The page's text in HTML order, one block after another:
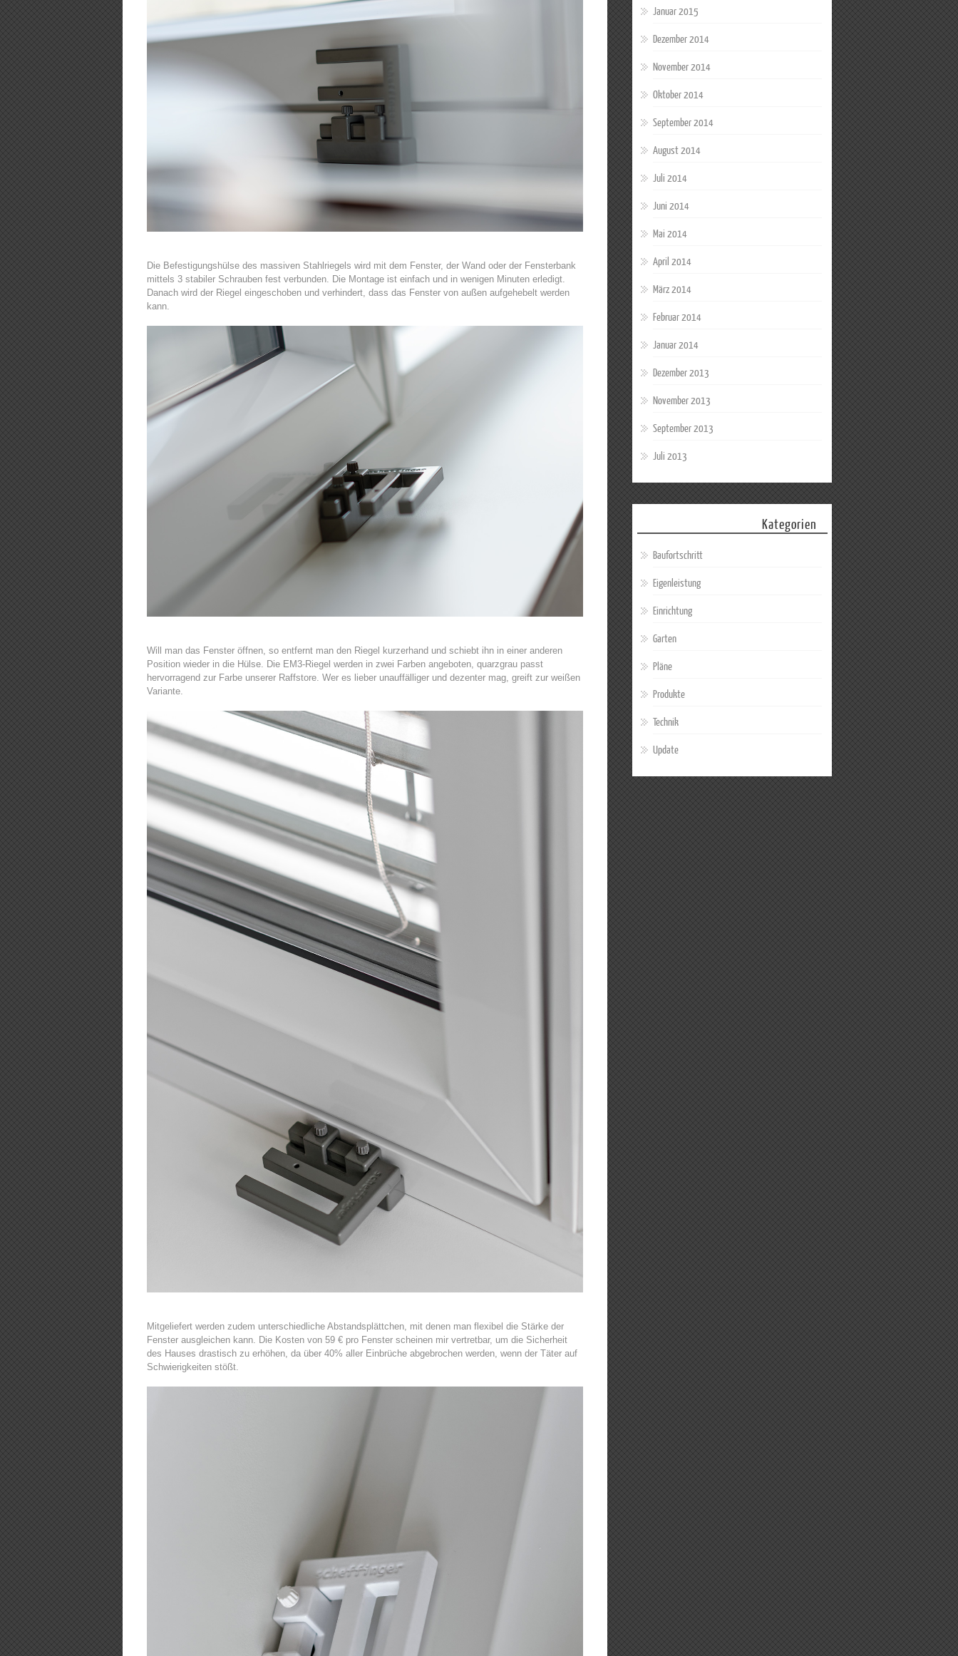
Die Befestigungshülse des massiven Stahlriegels wird mit dem Fenster, der Wand oder der Fensterbank
mittels 3 stabiler Schrauben fest verbunden. Die Montage ist einfach und in wenigen Minuten erledigt.
Danach wird der Riegel eingeschoben und verhindert, dass das Fenster von außen aufgehebelt werden
kann.
Will man das Fenster öffnen, so entfernt man den Riegel kurzerhand und schiebt ihn in einer anderen
Position wieder in die Hülse. Die EM3-Riegel werden in zwei Farben angeboten, quarzgrau passt
hervorragend zur Farbe unserer Raffstore. Wer es lieber unauffälliger und dezenter mag, greift zur weißen
Variante.
Mitgeliefert werden zudem unterschiedliche Abstandsplättchen, mit denen man flexibel die Stärke der
Fenster ausgleichen kann. Die Kosten von 59 € pro Fenster scheinen mir vertretbar, um die Sicherheit
des Hauses drastisch zu erhöhen, da über 40% aller Einbrüche abgebrochen werden, wenn der Täter auf
Schwierigkeiten stößt.
Januar 2015
Dezember 2014
November 2014
Oktober 2014
September 2014
August 2014
Juli 2014
Juni 2014
Mai 2014
April 2014
März 2014
Februar 2014
Januar 2014
Dezember 2013
November 2013
September 2013
Juli 2013
Kategorien
Baufortschritt
Eigenleistung
Einrichtung
Garten
Pläne
Produkte
Technik
Update